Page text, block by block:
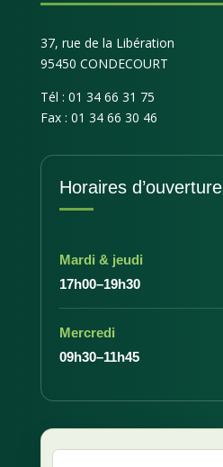
37, rue de la Libération
95450 CONDECOURT
Tél : 01 34 66 31 75
Fax : 01 34 66 30 46
Horaires d’ouverture
Mardi & jeudi
17h00–19h30
Mercredi
09h30–11h45